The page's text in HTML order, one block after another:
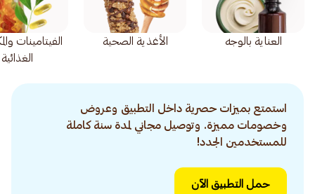
العناية بالوجه الأغذية الصحية
الفيتامينات
الغذائية
استمتع بميزات حصرية داخل التطبيق وعروض
وخصومات مميزة. وتوصيل مجاني لمدة سنة كاملة
للمستخدمين الجدد!
حمل التطبيق الآن